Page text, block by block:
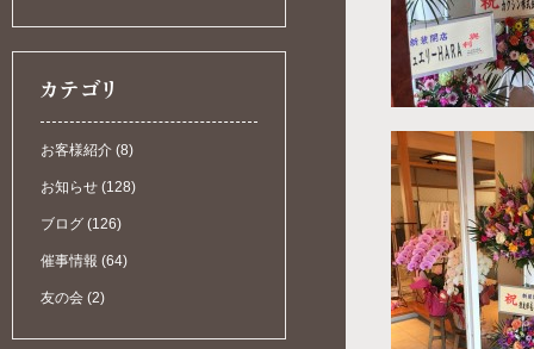
お客様紹介 (8)
お知らせ (128)
ブログ (126)
催事情報 (64)
友の会 (2)